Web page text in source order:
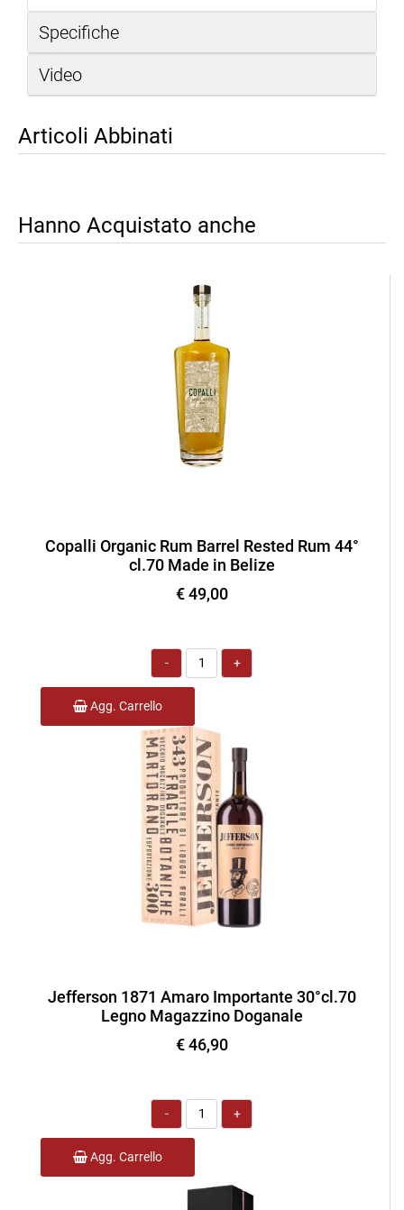
Specifiche
Video
Articoli Abbinati
Hanno Acquistato anche
Copalli Organic Rum Barrel Rested Rum 44°
cl.70 Made in Belize
€ 49,00
Quantità
Agg. Carrello
Jefferson 1871 Amaro Importante 30°cl.70
Legno Magazzino Doganale
€ 46,90
Quantità
Agg. Carrello